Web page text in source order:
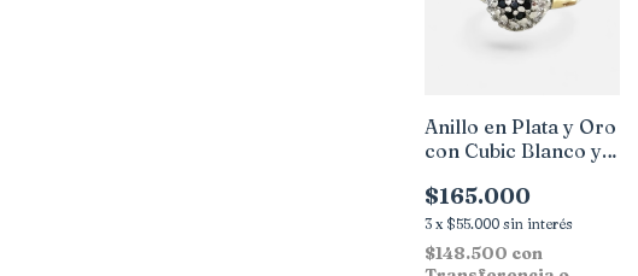
Anillo en Plata y Oro
con Cubic Blanco y
$165.000
3 x $55.000 sin interés
$148.500 con